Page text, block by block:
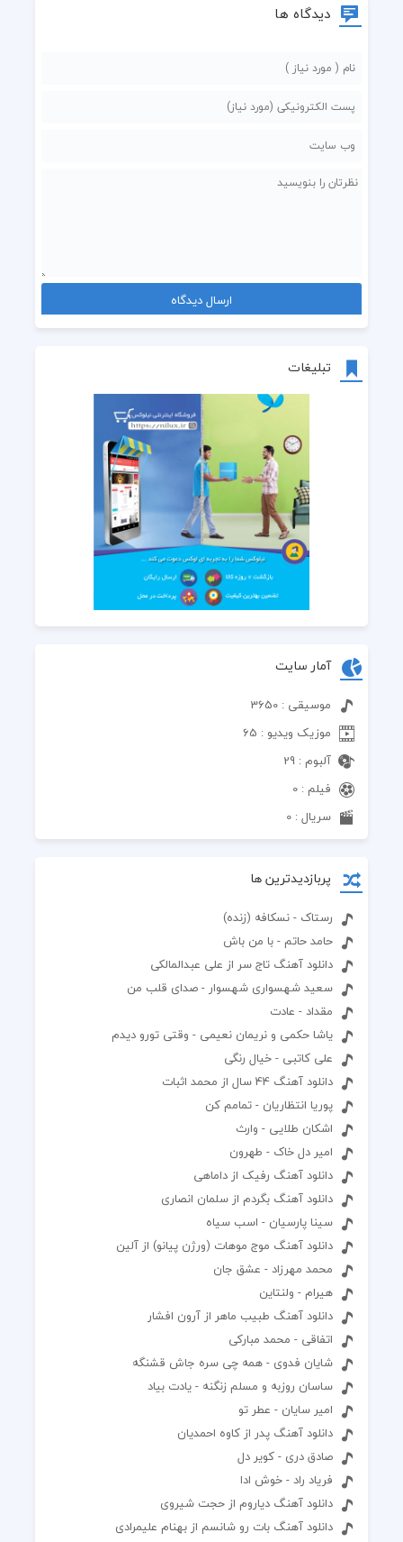
تبلیغات
آمار سایت
موسیقی : 3650
موزیک ویدیو : 65
آلبوم : 29
فیلم : 0
سریال : 0
پربازدیدترین ها
رستاک - نسکافه (زنده)
حامد حاتم - با من باش
دانلود آهنگ تاج سر از علی عبدالمالکی
سعید شهسواری شهسوار - صدای قلب من
مقداد - عادت
یاشا حکمی و نریمان نعیمی - وقتی تورو دیدم
علی کاتبی - خیال رنگی
دانلود آهنگ 44 سال از محمد اثبات
پوریا انتظاریان - تمامم کن
اشکان طلایی - وارث
امیر دل خاک - طهرون
دانلود آهنگ رفیک از داماهی
دانلود آهنگ بگردم از سلمان انصاری
سینا پارسیان - اسب سیاه
دانلود آهنگ موج موهات (ورژن پیانو) از آلین
محمد مهرزاد - عشق جان
هیرام - ولنتاین
دانلود آهنگ طبیب ماهر از آرون افشار
اتفاقی - محمد مبارکی
شایان فدوی - همه چی سره جاش قشنگه
ساسان روزبه و مسلم زنگنه - یادت بیاد
امیر سایان - عطر تو
دانلود آهنگ پدر از کاوه احمدیان
صادق دری - کویر دل
فریاد راد - خوش ادا
دانلود آهنگ دیاروم از حجت شیروی
دانلود آهنگ بات رو شانسم از بهنام علیمرادی
دیدگاه ها